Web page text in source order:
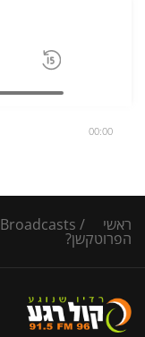
00:00
ראשי /
Broadcasts
הפרוטקשן?